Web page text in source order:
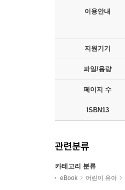
이용안내
지원기기
파일/용량
페이지 수
ISBN13
관련분류
카테고리 분류
eBook 어린이 유아